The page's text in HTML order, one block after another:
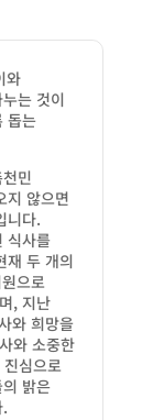
와
는 것이
돕는
민
지 않으면
니다.
식사를
재 두 개의
으로
, 지난
와 희망을
와 소중한
심으로
밝은